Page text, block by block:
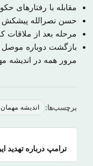
مقابله با رفتارهای
حسن نصرالله پیشکش
مرحله بعد از ملاقات
بازگشت دوباره
مرور همه در اندیشه
برچسب‌ها: اندیشه
ترامپ درباره تهدید